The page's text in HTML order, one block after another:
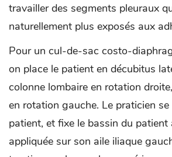
travailler des segments pleuraux
naturellement plus exposés aux
Pour un cul-de-sac costo-
on place le patient en décubitus
colonne lombaire en rotation
en rotation gauche. Le praticien se
patient, et fixe le bassin du patient
appliquée sur son aile iliaque